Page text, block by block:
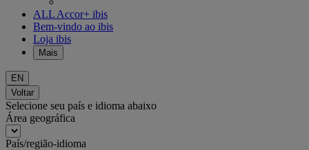
ALL Accor+ ibis
Bem-vindo ao ibis
Loja ibis
Mais
EN
Voltar
Selecione seu país e idioma abaixo
Área geográfica
País/região-idioma